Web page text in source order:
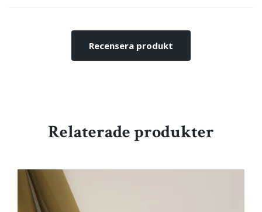
Recensera produkt
Relaterade produkter